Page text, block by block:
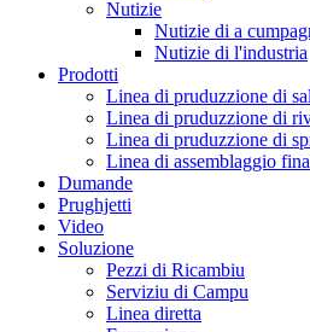
Nutizie
Nutizie di a
Nutizie di l'industria
Prodotti
Linea di pruduzzione di
Linea di pruduzzione di
Linea di pruduzzione di
Linea di assemblaggio
Dumande
Prughjetti
Video
Soluzione
Pezzi di Ricambiu
Serviziu di Campu
Linea diretta